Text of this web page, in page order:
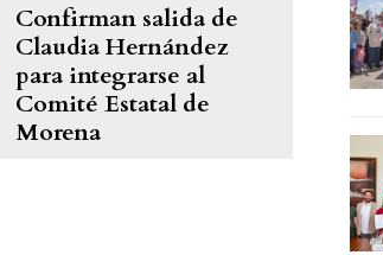
Confirman salida de
Claudia Hernández
para integrarse al
Comité Estatal de
Morena